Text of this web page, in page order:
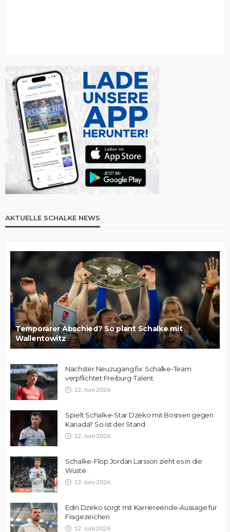
AKTUELLE SCHALKE NEWS
Temporärer Abschied? So plant Schalke mit
Wallentowitz
Nächster Neuzugang fix: Schalke-Team
verpflichtet Freiburg-Talent
12. Juni 2026
Spielt Schalke-Star Dzeko mit Bosnien gegen
Kanada? So ist der Stand
12. Juni 2026
Schalke-Flop Jordan Larsson zieht es in die
Wüste
12. Juni 2026
Edin Dzeko sorgt mit Karriereende-Aussage für
Fragezeichen
12. Juni 2026